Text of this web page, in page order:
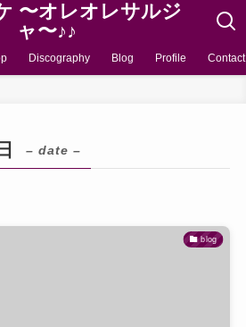
〜オレオレサルジ
ャ〜♪♪
Discography Blog Profile Contact
– date –
blog